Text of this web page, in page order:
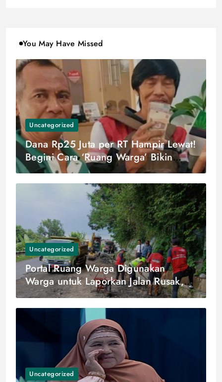
You May Have Missed
Uncategorized
Dana Rp25 Juta per RT Hampir Lewat!
Begini Cara ‘Ruang Warga’ Bikin
Laporan Cepat & Transparan Biar Cair
Tepat Waktu
Uncategorized
Portal Ruang Warga Digunakan
Warga untuk Laporkan Jalan Rusak,
Direspons 1 Jam Langsung Diperbaiki,
Warga Lain Mulai Ramai-ramai Lapor
Uncategorized